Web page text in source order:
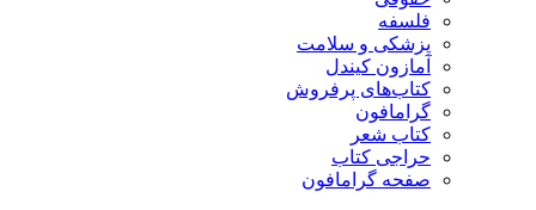
فلسفه
پزشکی و سلامت
آمازون کیندل
کتاب‌های پرفروش
گرامافون
کتاب شعر
حراجی کتاب
صفحه گرامافون